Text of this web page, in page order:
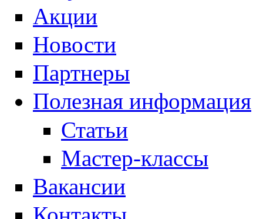
Акции
Новости
Партнеры
Полезная информация
Статьи
Мастер-классы
Вакансии